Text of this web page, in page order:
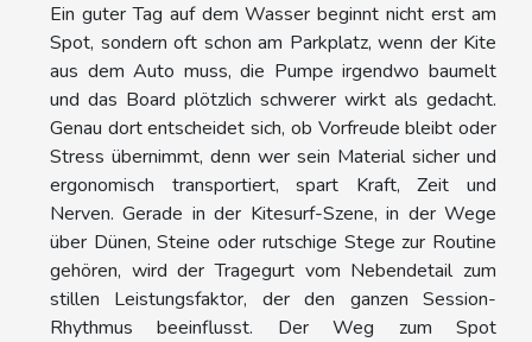
Ein guter Tag auf dem Wasser beginnt nicht erst am
Spot, sondern oft schon am Parkplatz, wenn der Kite
aus dem Auto muss, die Pumpe irgendwo baumelt
und das Board plötzlich schwerer wirkt als gedacht.
Genau dort entscheidet sich, ob Vorfreude bleibt oder
Stress übernimmt, denn wer sein Material sicher und
ergonomisch transportiert, spart Kraft, Zeit und
Nerven. Gerade in der Kitesurf-Szene, in der Wege
über Dünen, Steine oder rutschige Stege zur Routine
gehören, wird der Tragegurt vom Nebendetail zum
stillen Leistungsfaktor, der den ganzen Session-
Rhythmus beeinflusst. Der Weg zum Spot